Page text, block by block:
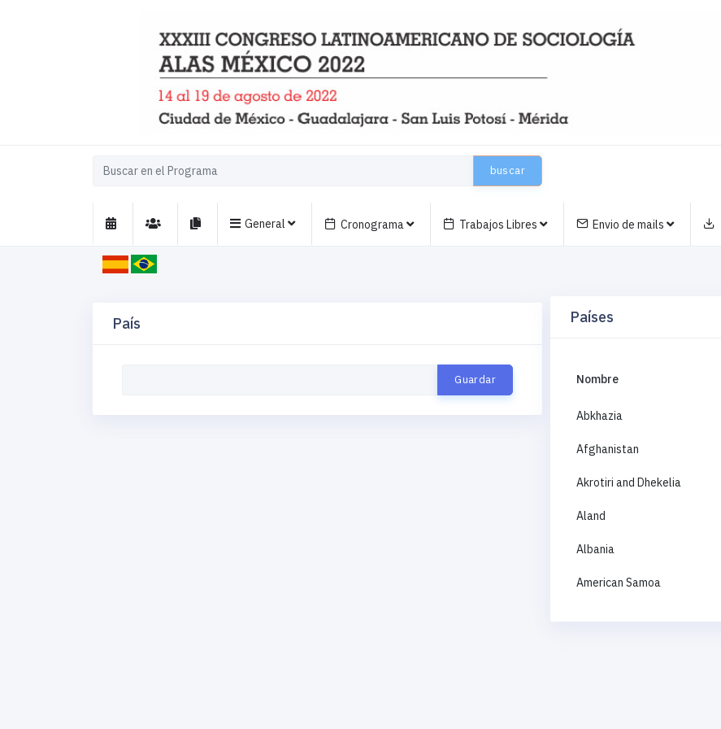
buscar
General Cronograma Trabajos Libres Envio de mails
País Países
Nombre
Abkhazia
Afghanistan
Akrotiri and Dhekelia
Aland
Albania
American Samoa